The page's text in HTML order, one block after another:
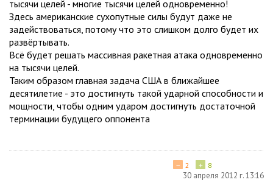
тысячи целей - многие тысячи целей одновременно!
Здесь американские сухопутные силы будут даже не
задействоваться, потому что это слишком долго будет их
развёртывать.
Всё будет решать массивная ракетная атака одновременно
на тысячи целей.
Таким образом главная задача США в ближайшее
десятилетие - это достигнуть такой ударной способности и
мощности, чтобы одним ударом достигнуть достаточной
терминации будущего оппонента
+ 8
− 2
30 апреля 2012 г. 13:16